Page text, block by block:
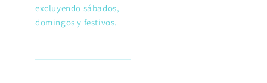
excluyendo sábados,
domingos y festivos.